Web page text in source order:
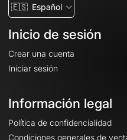
🇪🇸 Español
Inicio de sesión
Crear una cuenta
Iniciar sesión
Información legal
Política de confidencialidad
Condiciones generales de